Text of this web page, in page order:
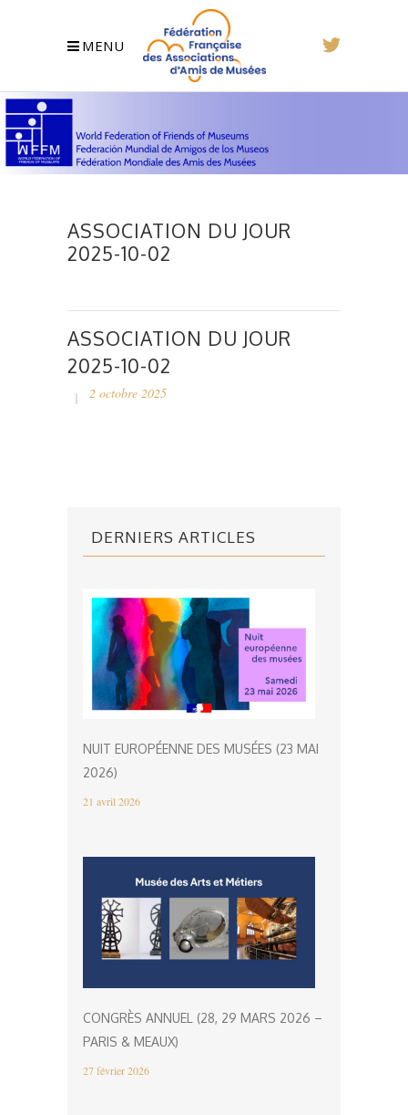
MENU
ASSOCIATION DU JOUR
2025-10-02
ASSOCIATION DU JOUR
2025-10-02
2 octobre 2025
DERNIERS ARTICLES
NUIT EUROPÉENNE DES MUSÉES (23 MAI
2026)
21 avril 2026
CONGRÈS ANNUEL (28, 29 MARS 2026 –
PARIS & MEAUX)
27 février 2026